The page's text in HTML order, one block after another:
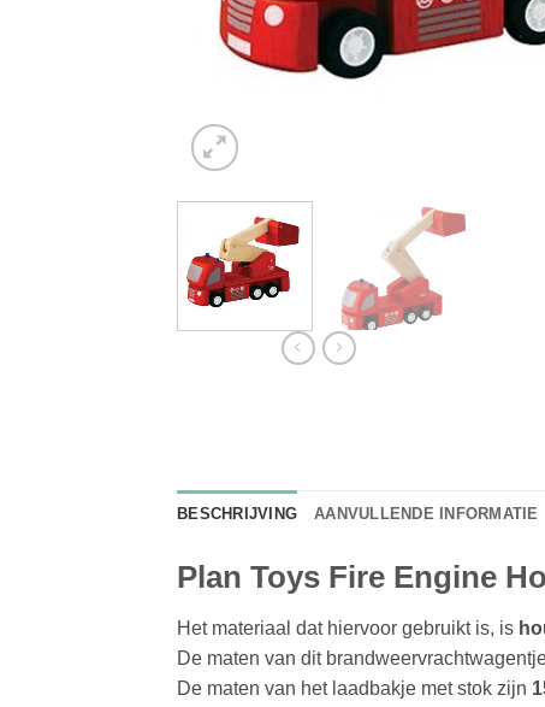
BESCHRIJVING AANVULLENDE INFORMATIE
Plan Toys Fire Engine
Het materiaal dat hiervoor gebruikt is, is
De maten van dit
De maten van het laadbakje met stok zijn